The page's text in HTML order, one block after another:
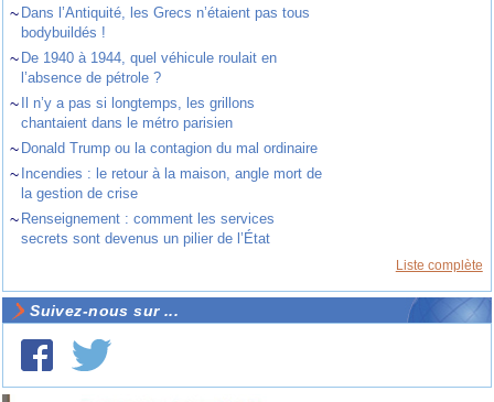
~ Dans l’Antiquité, les Grecs n’étaient pas tous
bodybuildés !
~ De 1940 à 1944, quel véhicule roulait en
l’absence de pétrole ?
~
Il n’y a pas si longtemps, les grillons
chantaient dans le métro parisien
~ Donald Trump ou la contagion du mal ordinaire
~ Incendies : le retour à la maison, angle mort de
la gestion de crise
~ Renseignement : comment les services
secrets sont devenus un pilier de l’État
Liste complète
Suivez-nous sur ...